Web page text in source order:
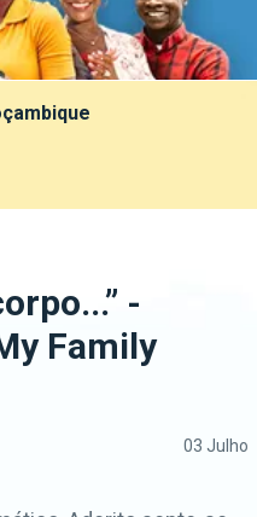
-
Family
03 Julho